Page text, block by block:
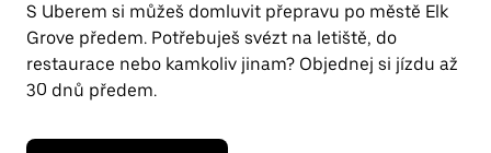
S Uberem si můžeš domluvit přepravu po městě Elk
Grove předem. Potřebuješ svézt na letiště, do
restaurace nebo kamkoliv jinam? Objednej si jízdu až
30 dnů předem.